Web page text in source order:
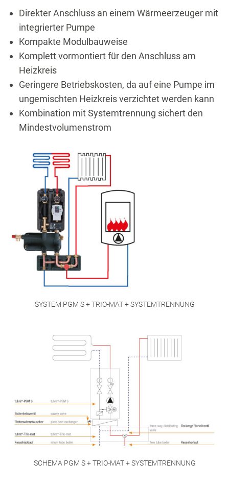
Direkter Anschluss an einem Wärmeerzeuger mit
integrierter Pumpe
Kompakte Modulbauweise
Komplett vormontiert für den Anschluss am
Heizkreis
Geringere Betriebskosten, da auf eine Pumpe im
ungemischten Heizkreis verzichtet werden kann
Kombination mit Systemtrennung sichert den
Mindestvolumenstrom
SYSTEM PGM S + TRIO-MAT + SYSTEMTRENNUNG
SCHEMA PGM S + TRIO-MAT + SYSTEMTRENNUNG